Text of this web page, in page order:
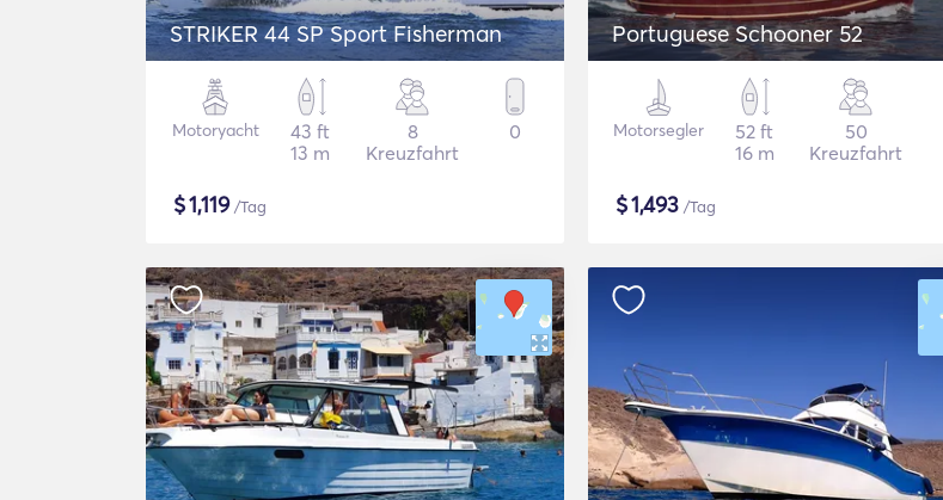
STRIKER 44 SP Sport Fisherman
Motoryacht
43 ft
13 m
8
Kreuzfahrt
0
$1,119/Tag
Portuguese Schooner 52
Motorsegler
52 ft
16 m
50
Kreuzfahrt
$1,493 /Tag